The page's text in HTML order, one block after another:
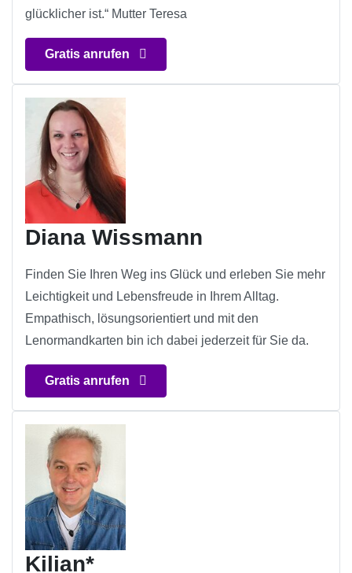
glücklicher ist.“ Mutter Teresa
Gratis anrufen
Diana Wissmann
Finden Sie Ihren Weg ins Glück und erleben Sie mehr
Leichtigkeit und Lebensfreude in Ihrem Alltag.
Empathisch, lösungsorientiert und mit den
Lenormandkarten bin ich dabei jederzeit für Sie da.
Gratis anrufen
Kilian*